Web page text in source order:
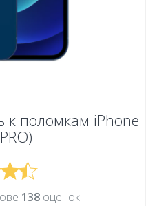
к поломкам iPhone
138оценок